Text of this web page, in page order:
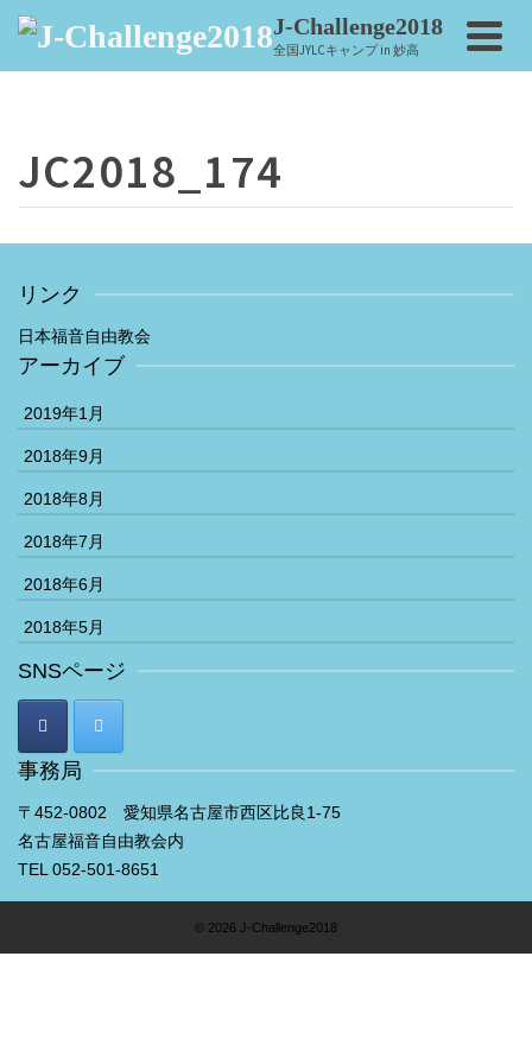
J-Challenge2018
全国JYLCキャンプ in 妙高
JC2018_174
リンク
日本福音自由教会
アーカイブ
2019年1月
2018年9月
2018年8月
2018年7月
2018年6月
2018年5月
SNSページ
事務局
〒452-0802 愛知県名古屋市西区比良1-75
名古屋福音自由教会内
TEL 052-501-8651
© 2026 J-Challenge2018